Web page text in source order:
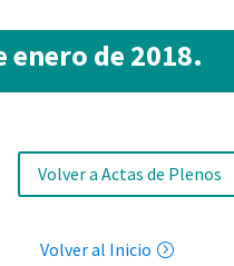
enero de 2018.
Volver a Actas de Plenos
Volver al Inicio